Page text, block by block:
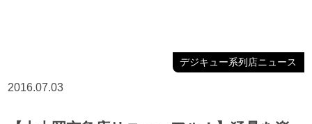
2016.07.03
デジキュー系列店ニュース